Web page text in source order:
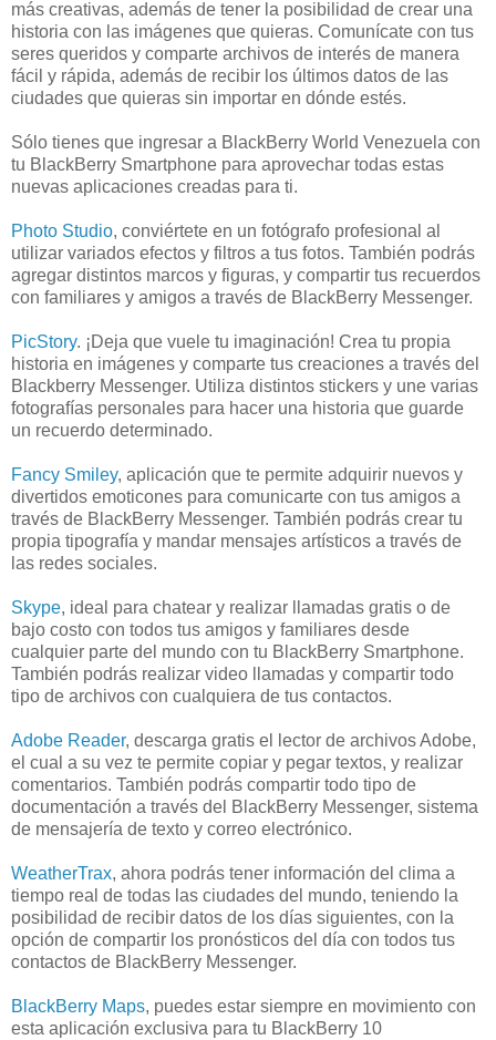
más creativas, además de tener la posibilidad de crear una
historia con las imágenes que quieras. Comunícate con tus
seres queridos y comparte archivos de interés de manera
fácil y rápida, además de recibir los últimos datos de las
ciudades que quieras sin importar en dónde estés.
Sólo tienes que ingresar a BlackBerry World Venezuela con
tu BlackBerry Smartphone para aprovechar todas estas
nuevas aplicaciones creadas para ti.
Photo Studio, conviértete en un fotógrafo profesional al
utilizar variados efectos y filtros a tus fotos. También podrás
agregar distintos marcos y figuras, y compartir tus recuerdos
con familiares y amigos a través de BlackBerry Messenger.
PicStory. ¡Deja que vuele tu imaginación! Crea tu propia
historia en imágenes y comparte tus creaciones a través del
Blackberry Messenger. Utiliza distintos stickers y une varias
fotografías personales para hacer una historia que guarde
un recuerdo determinado.
Fancy Smiley, aplicación que te permite adquirir nuevos y
divertidos emoticones para comunicarte con tus amigos a
través de BlackBerry Messenger. También podrás crear tu
propia tipografía y mandar mensajes artísticos a través de
las redes sociales.
Skype, ideal para chatear y realizar llamadas gratis o de
bajo costo con todos tus amigos y familiares desde
cualquier parte del mundo con tu BlackBerry Smartphone.
También podrás realizar video llamadas y compartir todo
tipo de archivos con cualquiera de tus contactos.
Adobe Reader, descarga gratis el lector de archivos Adobe,
el cual a su vez te permite copiar y pegar textos, y realizar
comentarios. También podrás compartir todo tipo de
documentación a través del BlackBerry Messenger, sistema
de mensajería de texto y correo electrónico.
WeatherTrax, ahora podrás tener información del clima a
tiempo real de todas las ciudades del mundo, teniendo la
posibilidad de recibir datos de los días siguientes, con la
opción de compartir los pronósticos del día con todos tus
contactos de BlackBerry Messenger.
BlackBerry Maps, puedes estar siempre en movimiento con
esta aplicación exclusiva para tu BlackBerry 10